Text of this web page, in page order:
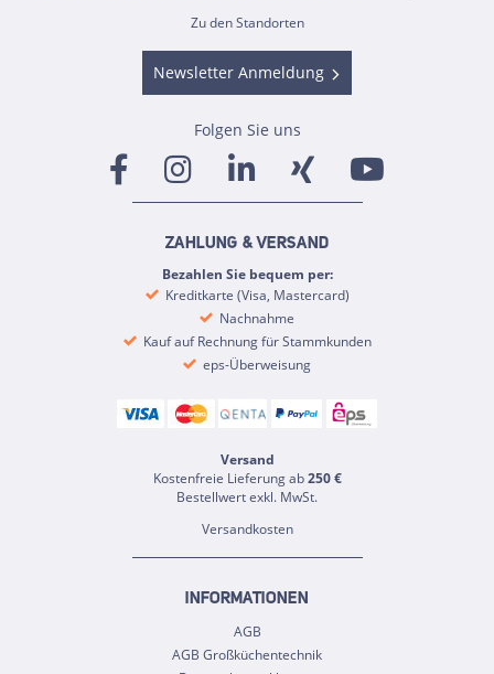
Zu den Standorten
Newsletter Anmeldung
Folgen Sie uns
ZAHLUNG & VERSAND
Bezahlen Sie bequem per:
Kreditkarte (Visa, Mastercard)
Nachnahme
Kauf auf Rechnung für Stammkunden
eps-Überweisung
Versand
Kostenfreie Lieferung ab250 €
Bestellwert exkl. MwSt.
Versandkosten
INFORMATIONEN
AGB
AGB Großküchentechnik